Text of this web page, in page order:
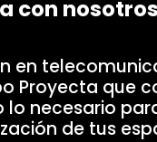
con nosotros
en
Proyecta que
lo necesario
de tus